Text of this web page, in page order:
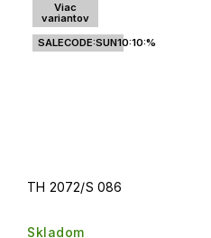
Viac
variantov
SALECODE:SUN10:10:%
TH 2072/S 086
Skladom